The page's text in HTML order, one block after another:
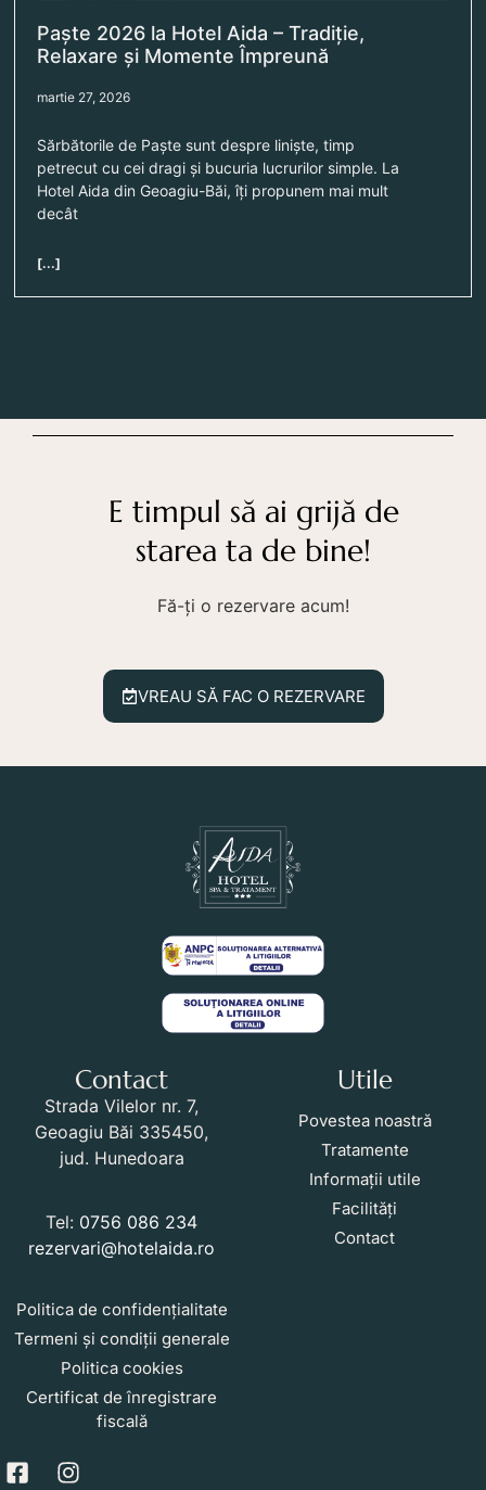
Paște 2026 la Hotel Aida – Tradiție,
Relaxare și Momente Împreună
martie 27, 2026
Sărbătorile de Paște sunt despre liniște, timp
petrecut cu cei dragi și bucuria lucrurilor simple. La
Hotel Aida din Geoagiu-Băi, îți propunem mai mult
decât
[...]
E timpul să ai grijă de
starea ta de bine!
Fă-ți o rezervare acum!
VREAU SĂ FAC O REZERVARE
Contact
Strada Vilelor nr. 7,
Geoagiu Băi 335450,
jud. Hunedoara
Tel: 0756 086 234
rezervari@hotelaida.ro
Utile
Povestea noastră
Tratamente
Informații utile
Facilități
Contact
Politica de confidențialitate
Termeni și condiții generale
Politica cookies
Certificat de înregistrare
fiscală